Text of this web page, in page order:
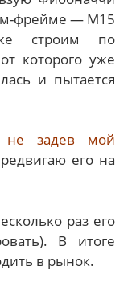
фрейме — M15
строим по
которого уже
и пытается
не задев мой
его на
раз его
В итоге
в рынок.